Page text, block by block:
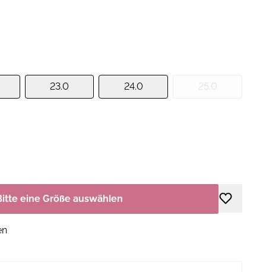
23.0 24.0 25.0
eine Größe auswählen